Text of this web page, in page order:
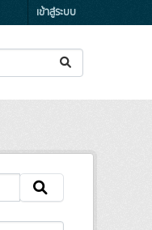
เข้าสู่ระบบ